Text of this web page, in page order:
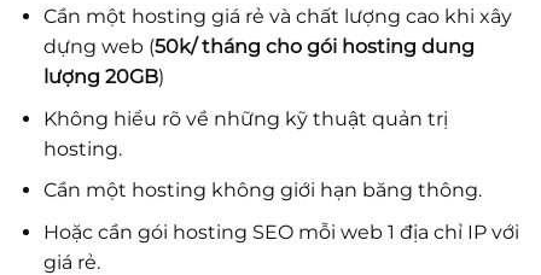
Cần một hosting giá rẻ và chất lượng cao khi xây
dựng web (50k/ tháng cho gói hosting dung
lượng 20GB)
Không hiểu rõ về những kỹ thuật quản trị
hosting.
Cần một hosting không giới hạn băng thông.
Hoặc cần gói hosting SEO mỗi web 1 địa chỉ IP với
giá rẻ.